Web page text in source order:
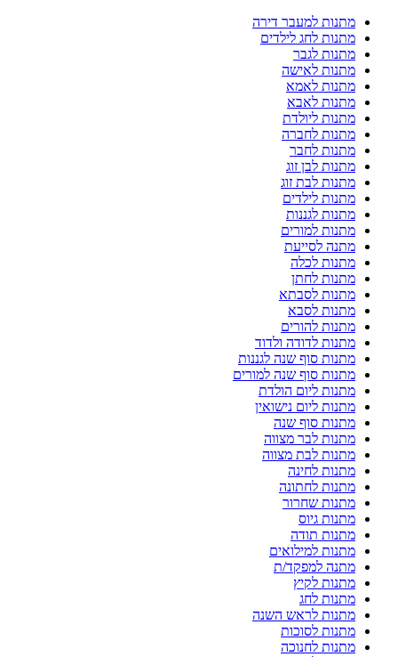
מתנות למעבר דירה
מתנות לחג לילדים
מתנות לגבר
מתנות לאישה
מתנות לאמא
מתנות לאבא
מתנות ליולדת
מתנות לחברה
מתנות לחבר
מתנות לבן זוג
מתנות לבת זוג
מתנות לילדים
מתנות לגננות
מתנות למורים
מתנה לסייעת
מתנות לכלה
מתנות לחתן
מתנות לסבתא
מתנות לסבא
מתנות להורים
מתנות לדודה ולדוד
מתנות סוף שנה לגננות
מתנות סוף שנה למורים
מתנות ליום הולדת
מתנות ליום נישואין
מתנות סוף שנה
מתנות לבר מצווה
מתנות לבת מצווה
מתנות לחינה
מתנות לחתונה
מתנות שחרור
מתנות גיוס
מתנות תודה
מתנות למילואים
מתנה למפקד/ת
מתנות לקיץ
מתנות לחג
מתנות לראש השנה
מתנות לסוכות
מתנות לחנוכה